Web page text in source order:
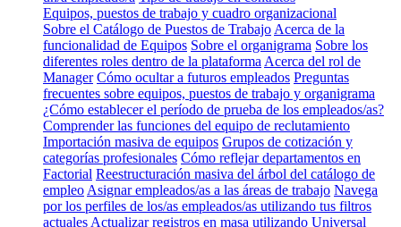
Equipos, puestos de trabajo y cuadro organizacional
Sobre el Catálogo de Puestos de Trabajo Acerca de la
funcionalidad de Equipos Sobre el organigrama Sobre los
diferentes roles dentro de la plataforma Acerca del rol de
Manager Cómo ocultar a futuros empleados Preguntas
frecuentes sobre equipos, puestos de trabajo y organigrama
¿Cómo establecer el período de prueba de los empleados/as?
Comprender las funciones del equipo de reclutamiento
Importación masiva de equipos Grupos de cotización y
categorías profesionales Cómo reflejar departamentos en
Factorial Reestructuración masiva del árbol del catálogo de
empleo Asignar empleados/as a las áreas de trabajo Navega
por los perfiles de los/as empleados/as utilizando tus filtros
actuales Actualizar registros en masa utilizando Universal